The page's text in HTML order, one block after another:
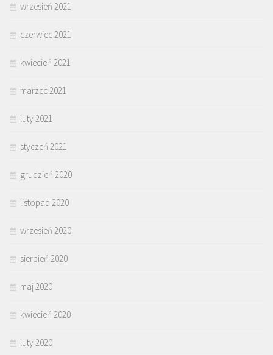
wrzesień 2021
czerwiec 2021
kwiecień 2021
marzec 2021
luty 2021
styczeń 2021
grudzień 2020
listopad 2020
wrzesień 2020
sierpień 2020
maj 2020
kwiecień 2020
luty 2020